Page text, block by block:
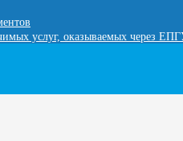
услуг, оказываемых через